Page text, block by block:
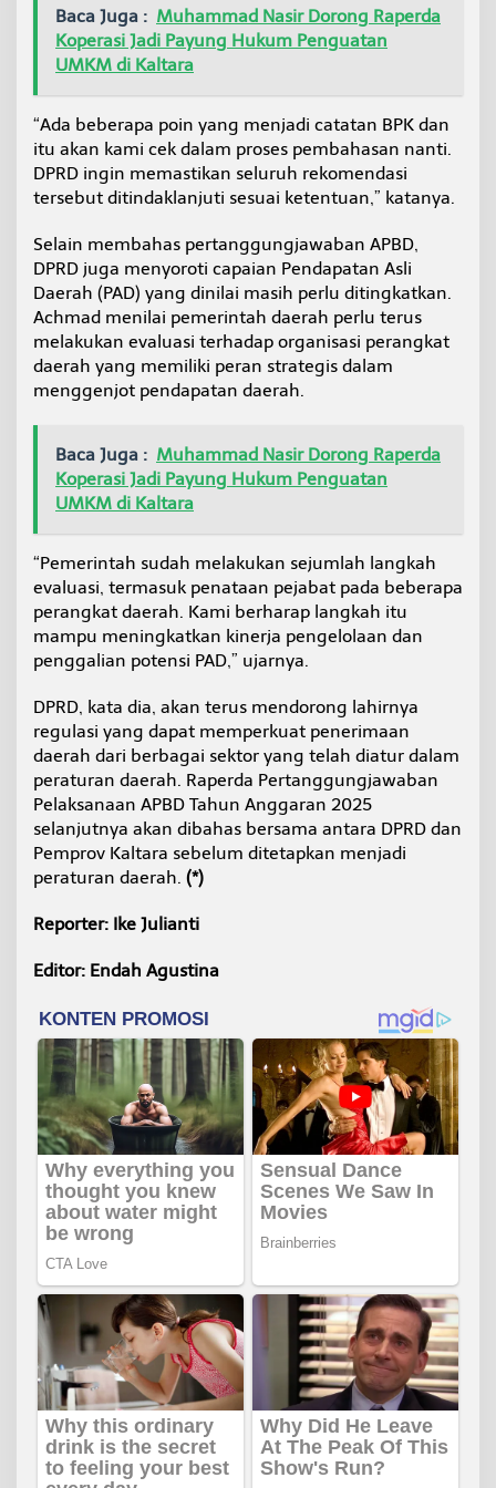
Baca Juga : Muhammad Nasir Dorong Raperda
Koperasi Jadi Payung Hukum Penguatan
UMKM di Kaltara
“Ada beberapa poin yang menjadi catatan BPK dan
itu akan kami cek dalam proses pembahasan nanti.
DPRD ingin memastikan seluruh rekomendasi
tersebut ditindaklanjuti sesuai ketentuan,” katanya.
Selain membahas pertanggungjawaban APBD,
DPRD juga menyoroti capaian Pendapatan Asli
Daerah (PAD) yang dinilai masih perlu ditingkatkan.
Achmad menilai pemerintah daerah perlu terus
melakukan evaluasi terhadap organisasi perangkat
daerah yang memiliki peran strategis dalam
menggenjot pendapatan daerah.
Baca Juga : Muhammad Nasir Dorong Raperda
Koperasi Jadi Payung Hukum Penguatan
UMKM di Kaltara
“Pemerintah sudah melakukan sejumlah langkah
evaluasi, termasuk penataan pejabat pada beberapa
perangkat daerah. Kami berharap langkah itu
mampu meningkatkan kinerja pengelolaan dan
penggalian potensi PAD,” ujarnya.
DPRD, kata dia, akan terus mendorong lahirnya
regulasi yang dapat memperkuat penerimaan
daerah dari berbagai sektor yang telah diatur dalam
peraturan daerah. Raperda Pertanggungjawaban
Pelaksanaan APBD Tahun Anggaran 2025
selanjutnya akan dibahas bersama antara DPRD dan
Pemprov Kaltara sebelum ditetapkan menjadi
peraturan daerah. (*)
Reporter: Ike Julianti
Editor: Endah Agustina